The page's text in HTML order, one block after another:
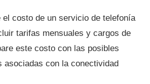
el costo de un servicio de telefonía
tarifas mensuales y cargos de
este costo con las posibles
asociadas con la conectividad